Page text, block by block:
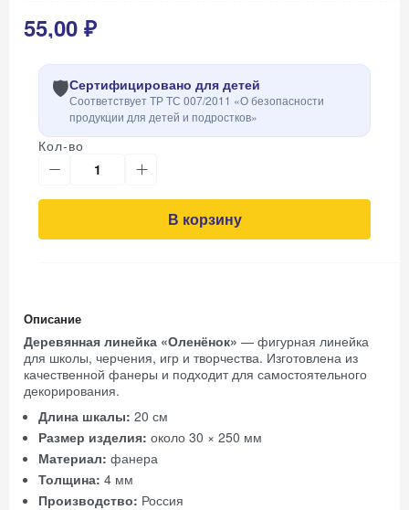
55,00 ₽
🛡️Сертифицировано для детей
Соответствует ТР ТС 007/2011 «О безопасности
продукции для детей и подростков»
Кол-во
В корзину
Описание
Деревянная линейка «Оленёнок» — фигурная линейка
для школы, черчения, игр и творчества. Изготовлена из
качественной фанеры и подходит для самостоятельного
декорирования.
Длина шкалы: 20 см
Размер изделия: около 30 × 250 мм
Материал: фанера
Толщина: 4 мм
Производство: Россия